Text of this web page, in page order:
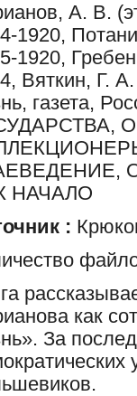
А. В.
1920,
1920,
Вяткин, Г.
газета,
НАЧАЛО
:
как
За